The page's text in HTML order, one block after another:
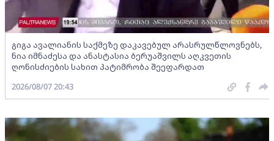
გიგა ავალიანის საქმეზე დაკავებულ არასრულწლოვნებს,
ნია იმნაძესა და ანასტასია ბერუაშვილს აღკვეთის
ღონისძიების სახით პატიმრობა შეეფარდათ
2026/08/07 20:43